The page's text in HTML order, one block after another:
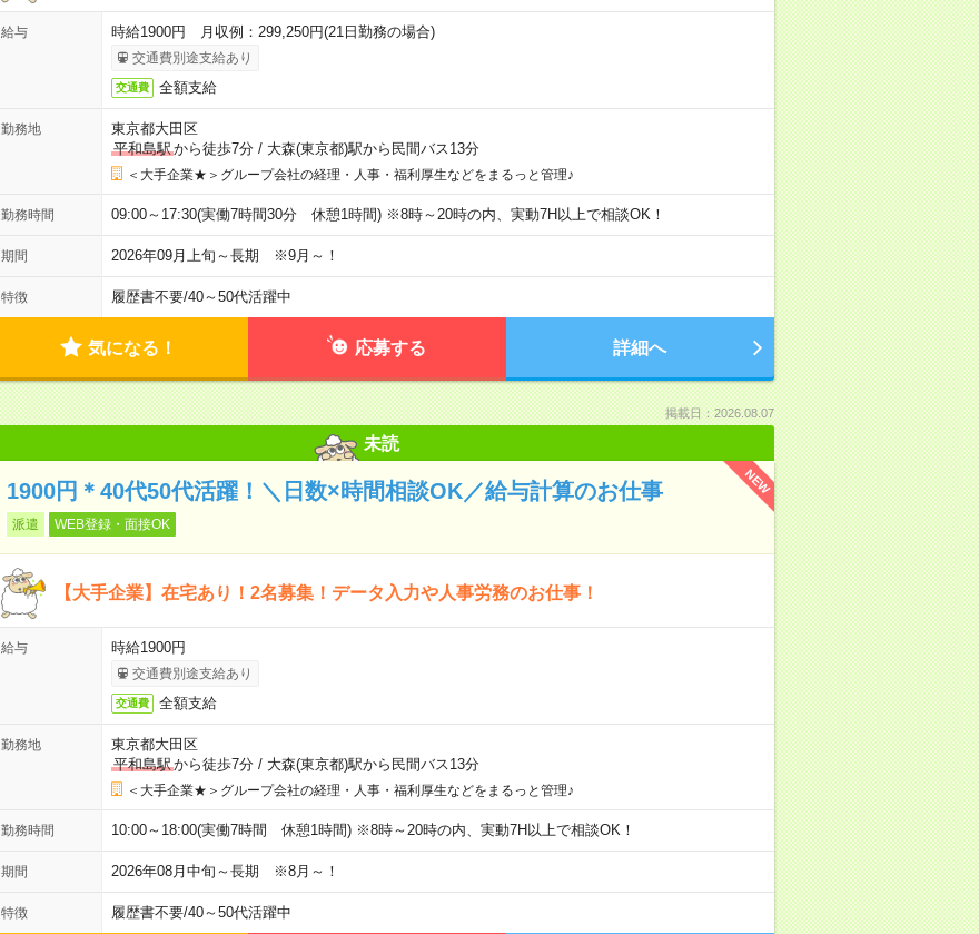
給与 時給1900円 月収例：299,250円(21日勤務の場合)
交通費別途支給あり
交通費 全額支給
勤務地
東京都大田区
平和島駅から徒歩7分/ 大森(東京都)駅から民間バス13分
＜大手企業★＞グループ会社の経理・人事・福利厚生などをまるっと管理♪
勤務時間 09:00～17:30(実働7時間30分 休憩1時間) ※8時～20時の内、実動7H以上で相談OK！
期間 2026年09月上旬～長期 ※9月～！
特徴 履歴書不要/40～50代活躍中
気になる！ 応募する 詳細へ
掲載日：2026.08.07
未読
NEW
1900円＊40代50代活躍！＼日数×時間相談OK／給与計算のお仕事
派遣 WEB登録・面接OK
【大手企業】在宅あり！2名募集！データ入力や人事労務のお仕事！
給与 時給1900円
交通費別途支給あり
交通費 全額支給
勤務地
東京都大田区
平和島駅から徒歩7分/ 大森(東京都)駅から民間バス13分
＜大手企業★＞グループ会社の経理・人事・福利厚生などをまるっと管理♪
勤務時間 10:00～18:00(実働7時間 休憩1時間) ※8時～20時の内、実動7H以上で相談OK！
期間 2026年08月中旬～長期 ※8月～！
特徴 履歴書不要/40～50代活躍中